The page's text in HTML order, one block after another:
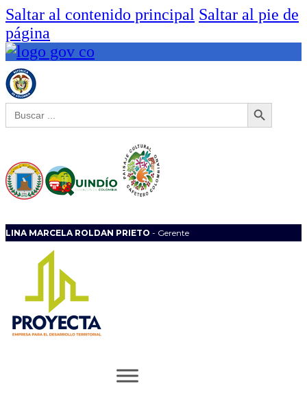
Saltar al contenido principal Saltar al pie de
página
Buscar: Botón de búsqueda
LINA MARCELA ROLDAN PRIETO - Gerente